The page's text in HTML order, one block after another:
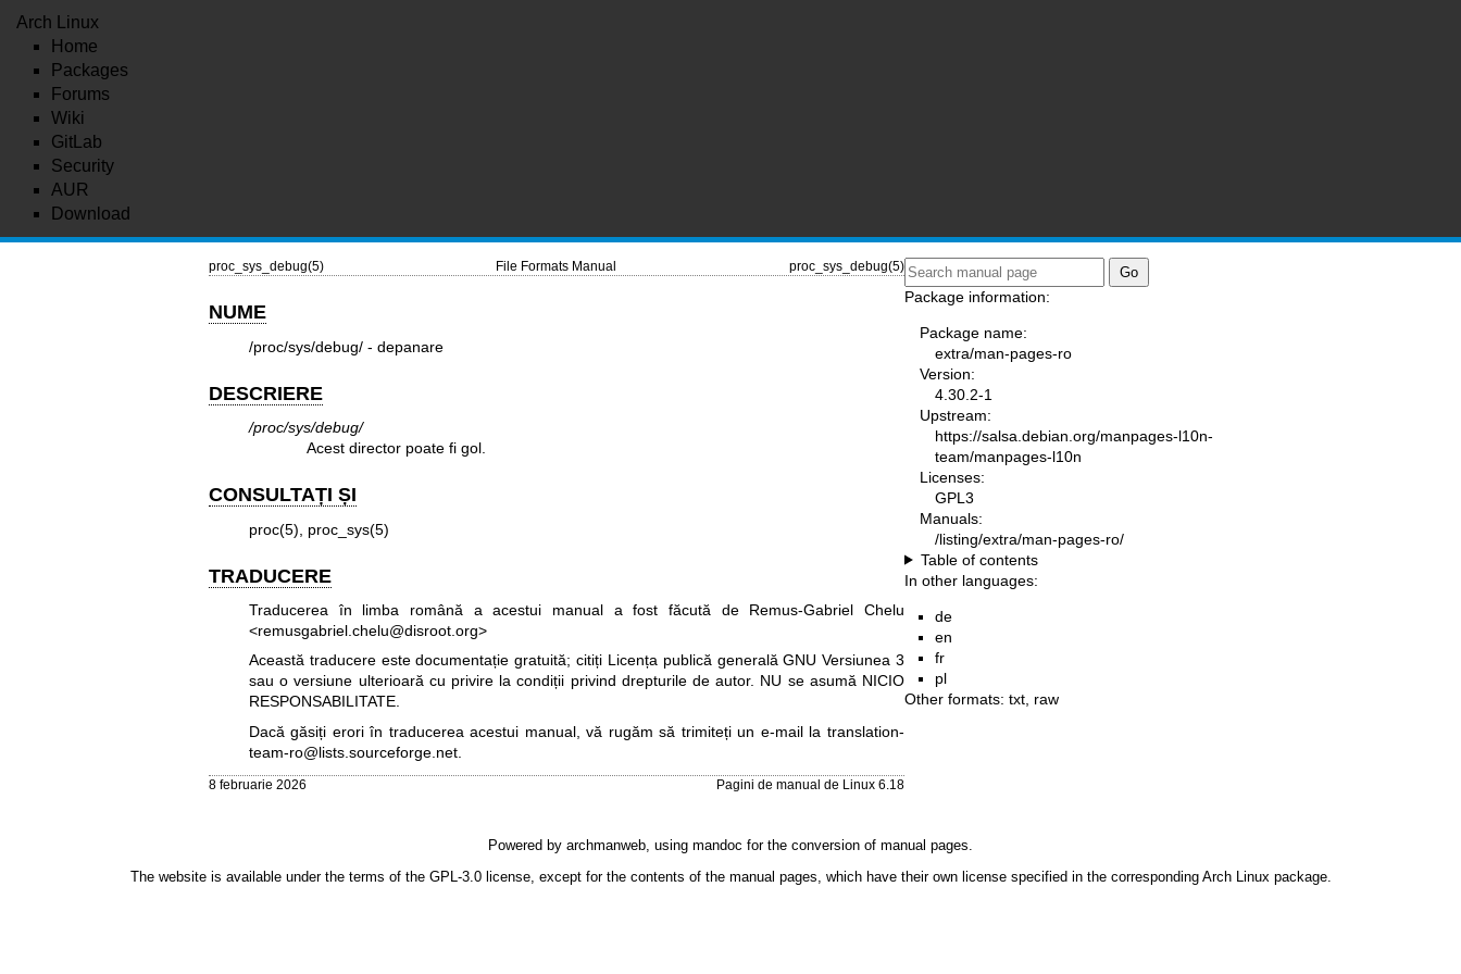
Arch Linux
Home
Packages
Forums
Wiki
GitLab
Security
AUR
Download
proc_sys_debug(5) File Formats Manual proc_sys_debug(5)
NUME
/proc/sys/debug/ - depanare
DESCRIERE
/proc/sys/debug/
Acest director poate fi gol.
CONSULTAȚI ȘI
proc(5) proc_sys(5)
TRADUCERE
Traducerea în limba română a acestui manual a fost făcută de Remus-Gabriel Chelu
<remusgabriel.chelu@disroot.org>
Această traducere este documentație gratuită; citiți Licența publică generală GNU Versiunea 3
sau o versiune ulterioară cu privire la condiții privind drepturile de autor. NU se asumă NICIO
RESPONSABILITATE.
Dacă găsiți erori în traducerea acestui manual, vă rugăm să trimiteți un e-mail la translation-
team-ro@lists.sourceforge.net.
8 februarie 2026 Pagini de manual de Linux 6.18
Package information:
Package name:
extra/man-pages-ro
Version:
4.30.2-1
Upstream:
https://salsa.debian.org/manpages-l10n-
team/manpages-l10n
Licenses:
GPL3
Manuals:
/listing/extra/man-pages-ro/
Table of contents
In other languages:
de
en
fr
pl
Other formats: txt raw
Powered by archmanweb , using mandoc for the conversion of manual pages.
The website is available under the terms of the GPL-3.0license, except for the contents of the manual pages, which have their own license specified in the corresponding Arch Linux package.